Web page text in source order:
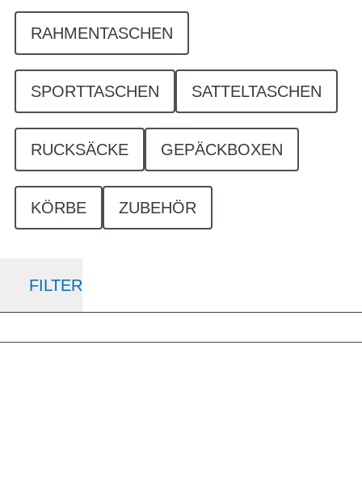
RAHMENTASCHEN
SPORTTASCHEN SATTELTASCHEN
RUCKSÄCKE GEPÄCKBOXEN
KÖRBE ZUBEHÖR
FILTER